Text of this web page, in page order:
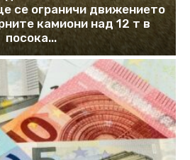
се ограничи движението
камиони над 12 т в
посока...